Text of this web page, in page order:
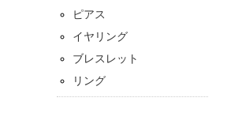
ピアス
イヤリング
ブレスレット
リング